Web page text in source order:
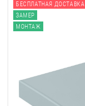
БЕСПЛАТНАЯ ДОСТАВКА
ЗАМЕР
МОНТАЖ